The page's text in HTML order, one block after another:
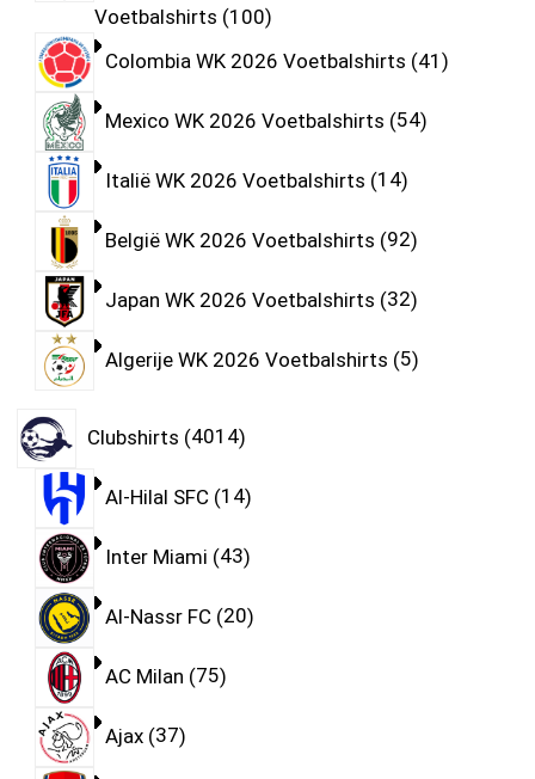
Voetbalshirts 100
Colombia WK 2026 Voetbalshirts 41
Mexico WK 2026 Voetbalshirts 54
Italië WK 2026 Voetbalshirts 14
België WK 2026 Voetbalshirts 92
Japan WK 2026 Voetbalshirts 32
Algerije WK 2026 Voetbalshirts 5
Clubshirts 4014
Al-Hilal SFC 14
Inter Miami 43
Al-Nassr FC 20
AC Milan 75
Ajax 37